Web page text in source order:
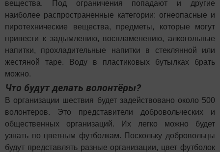
вещества. Под ограничения попадают и другие
наиболее распространенные категории: огнеопасные и
пиротехнические вещества, предметы, которые могут
привести к задымлению, воспламенению, алкогольные
напитки, прохладительные напитки в стеклянной или
жестяной таре. Воду в пластиковых бутылках брать
можно.
Что будут делать волонтёры?
В организации шествия будет задействовано около 500
волонтеров. Это представители добровольческих и
общественных организаций. Их легко можно будет
узнать по цветным футболкам. Поскольку добровольцы
будут представлять разные организации, цвет футболок